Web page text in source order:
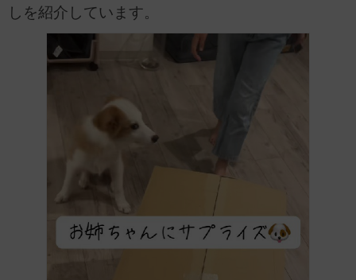
しを紹介しています。